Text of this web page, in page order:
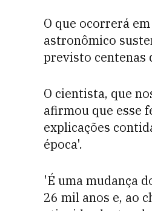
O que ocorrerá
astronômico
previsto centenas
O cientista, que
afirmou que esse
explicações
época'.
'É uma mudança
26 mil anos e, ao